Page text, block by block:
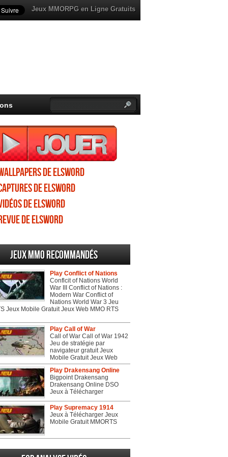
Jeux MMORPG en Ligne Gratuits
de Elsword
de Elsword
de Elsword
de Elsword
Jeux MMO recommandés
Play Conflict of Nations
Conflcit of Nations World
War III Conflict of Nations :
Modern War Conflict of
Nations World War 3 Jeu
Jeux Mobile Gratuit Jeux Web MMO RTS
Play Call of War
Call of War Call of War 1942
Jeu de stratégie par
navigateur gratuit Jeux
Mobile Gratuit Jeux Web
Play Drakensang Online
Bigpoint Drakensang
Drakensang Online DSO
Jeux à Télécharger
Play Supremacy 1914
Jeux à Télécharger Jeux
Mobile Gratuit MMORTS